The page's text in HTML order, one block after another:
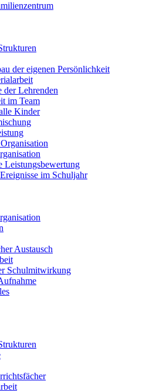
der eigenen Persönlichkeit
der Lehrenden
im Team
Kinder
Leistungsbewertung
im Schuljahr
Austausch
Schulmitwirkung